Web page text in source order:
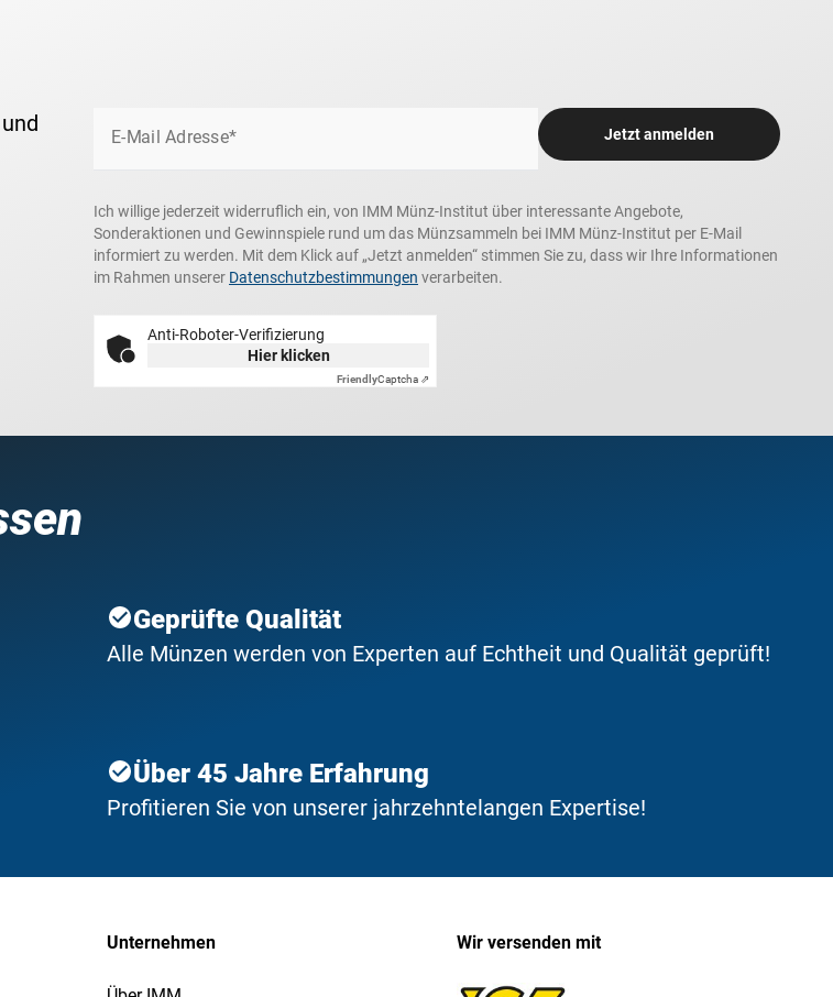
E-Mail Adresse* Jetzt anmelden
Ich willige jederzeit widerruflich ein, von IMM Münz-Institut über interessante Angebote,
Sonderaktionen und Gewinnspiele rund um das Münzsammeln bei IMM Münz-Institut per E-Mail
informiert zu werden. Mit dem Klick auf „Jetzt anmelden“ stimmen Sie zu, dass wir Ihre Informationen
im Rahmen unserer Datenschutzbestimmungen verarbeiten.
Anti-Roboter-Verifizierung
Hier klicken
FriendlyCaptcha ⇗
Geprüfte Qualität
Alle Münzen werden von Experten auf Echtheit und Qualität geprüft!
Über 45 Jahre Erfahrung
Profitieren Sie von unserer jahrzehntelangen Expertise!
Unternehmen Wir versenden mit